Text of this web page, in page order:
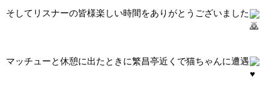
そしてリスナーの皆様楽しい時間をありがとうございました
マッチューと休憩に出たときに繁昌亭近くで猫ちゃんに遭遇